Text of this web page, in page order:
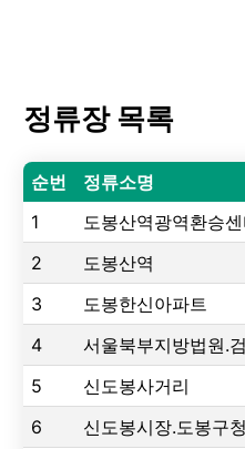
정류장 목록
순번
정류소명
1
도봉산역광역환승센
2
도봉산역
3
도봉한신아파트
4
서울북부지방법원.
5
신도봉사거리
6
신도봉시장.도봉구